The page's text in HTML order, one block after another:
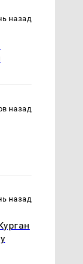
назад
назад
назад